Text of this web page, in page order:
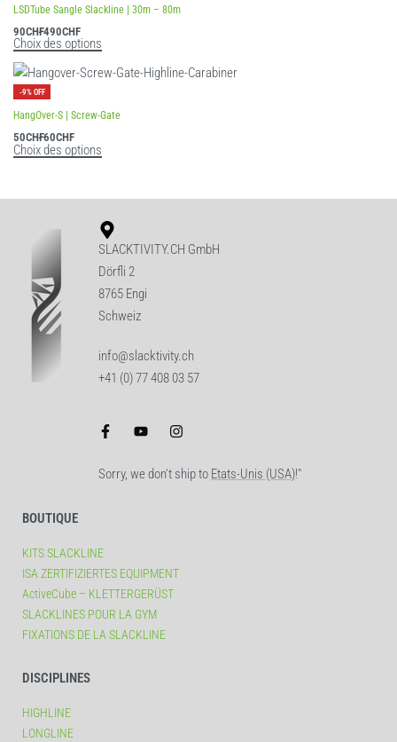
LSDTube Sangle Slackline | 30m – 80m
90CHF490CHF
Choix des options
-9% OFF
HangOver-S | Screw-Gate
50CHF60CHF
Choix des options
SLACKTIVITY.CH GmbH
Dörfli 2
8765 Engi
Schweiz
info@slacktivity.ch
+41 (0) 77 408 03 57
Sorry, we don't ship to Etats-Unis (USA)!"
BOUTIQUE
KITS SLACKLINE
ISA ZERTIFIZIERTES EQUIPMENT
ActiveCube – KLETTERGERÜST
SLACKLINES POUR LA GYM
FIXATIONS DE LA SLACKLINE
DISCIPLINES
HIGHLINE
LONGLINE